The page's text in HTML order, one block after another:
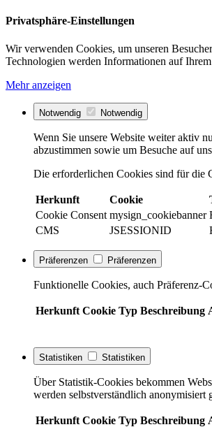
Privatsphäre-Einstellungen
Wir verwenden Cookies, um unseren
Technologien werden Informationen auf
Mehr anzeigen
Notwendig Notwendig
Wenn Sie unsere Website weiter aktiv
abzustimmen sowie um Besuche auf
Die erforderlichen Cookies sind für die
Herkunft Cookie
Cookie Consent mysign_cookiebanner
CMS
JSESSIONID
Präferenzen Präferenzen
Funktionelle Cookies, auch Präferenz-
Herkunft Cookie Typ Beschreibung
Statistiken Statistiken
Über Statistik-Cookies bekommen
werden selbstverständlich anonymisiert
Herkunft Cookie Typ Beschreibung